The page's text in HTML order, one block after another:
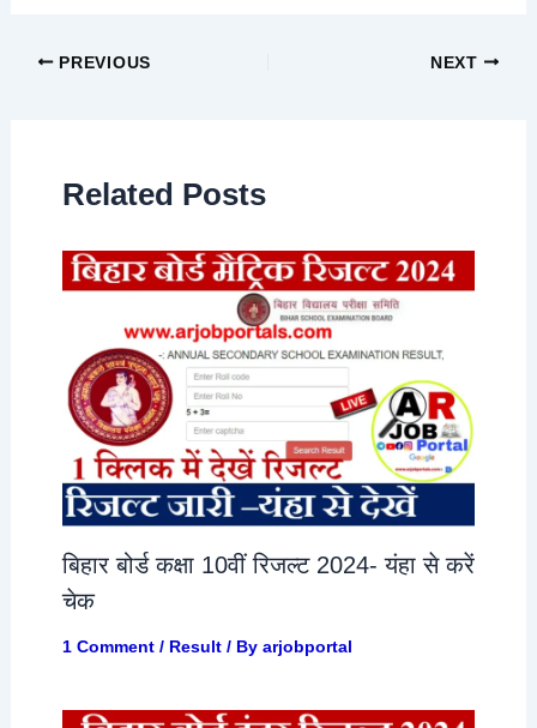
PREVIOUS NEXT
Related Posts
बिहार बोर्ड कक्षा 10वीं रिजल्ट 2024- यंहा से करें
चेक
1 Comment / Result/ By arjobportal